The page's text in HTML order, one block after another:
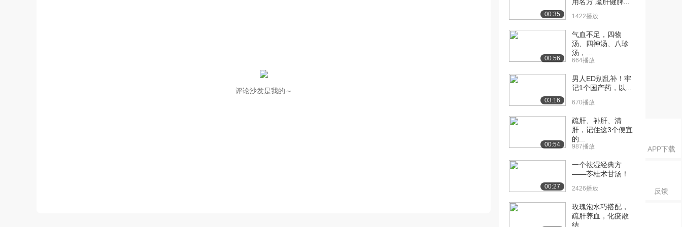
APP下载
反馈
评论沙发是我的～
00:35 1422播放
00:56
气血不足，四物
汤、四神汤、八珍
汤，...
664播放
03:16
男人ED别乱补！牢
记1个国产药，以...
670播放
00:54
疏肝、补肝、清
肝，记住这3个便宜
的...
987播放
00:27
一个祛湿经典方
——苓桂术甘汤！
2426播放
玫瑰泡水巧搭配，
疏肝养血，化瘀散
结